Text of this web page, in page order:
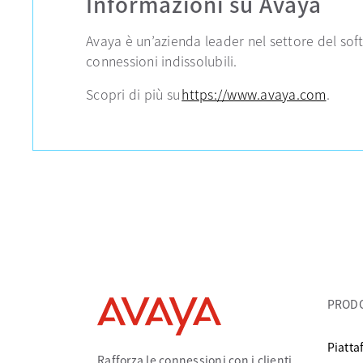
Avaya è un’azienda leader nel settore del
connessioni indissolubili.
Scopri di più suhttps://www.avaya.com.
Rafforza le connessioni con i clienti